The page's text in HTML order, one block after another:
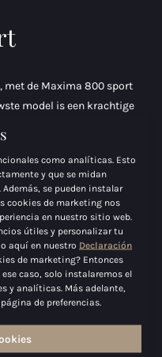
met de Maxima 800 sport
model is een krachtige
combineert comfort, luxe
de baño y al amplio
con consola ofrece
Los cómodos asientos
confort óptimo, tanto
a bordo.
como analíticas. Esto
y que se midan
se pueden instalar
cookies de marketing nos
en nuestro sitio web.
útiles y personalizar tu
aquí en nuestro Declaración
de marketing? Entonces
ese caso, solo instalaremos el
y analíticas. Más adelante,
de preferencias.